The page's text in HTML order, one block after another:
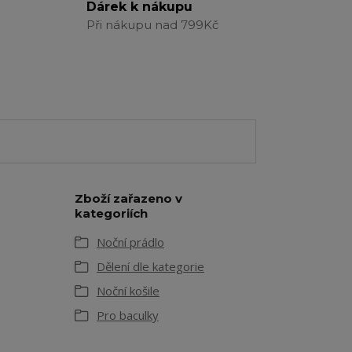
Dárek k nákupu
Při nákupu nad 799Kč
Zboží zařazeno v
kategoriích
Noční prádlo
Dělení dle kategorie
Noční košile
Pro baculky